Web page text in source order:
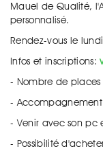
Mauel de Qualité,
personnalisé.
Rendez-vous le
Infos et inscriptions:
- Nombre de
-
- Venir avec son pc
- Possibilité